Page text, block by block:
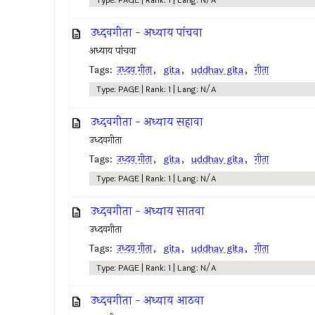
उध्दवगीता - अध्याय पांचवा
अध्याय पांचवा
Tags: उध्दव गीता, gita, uddhav gita, गीता
Type: PAGE | Rank: 1 | Lang: N/A
उध्दवगीता - अध्याय सहावा
उध्दवगीता
Tags: उध्दव गीता, gita, uddhav gita, गीता
Type: PAGE | Rank: 1 | Lang: N/A
उध्दवगीता - अध्याय सातवा
उध्दवगीता
Tags: उध्दव गीता, gita, uddhav gita, गीता
Type: PAGE | Rank: 1 | Lang: N/A
उध्दवगीता - अध्याय आठवा